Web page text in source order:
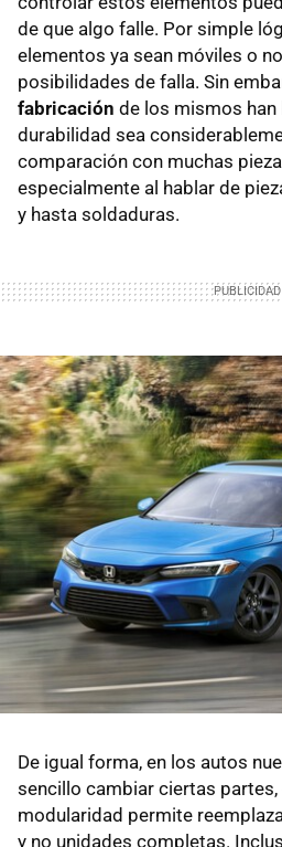
de que algo falle. Por simple
elementos ya sean móviles o
posibilidades de falla. Sin
fabricación de los mismos han
durabilidad sea
comparación con muchas
especialmente al hablar de
y hasta soldaduras.
De igual forma, en los autos
sencillo cambiar ciertas partes,
modularidad permite
y no unidades completas.